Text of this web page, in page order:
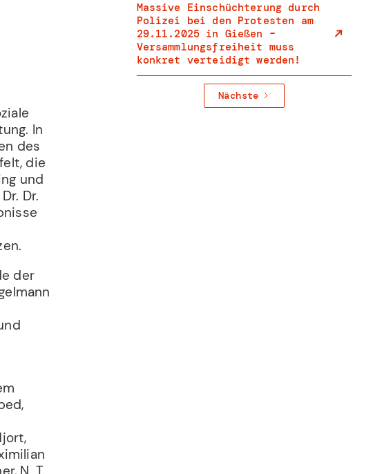
In
des
die
und
Dr.
der
Massive Einschüchterung durch
Polizei bei den Protesten am
29.11.2025 in Gießen –
Versammlungsfreiheit muss
konkret verteidigt werden!
Nächste